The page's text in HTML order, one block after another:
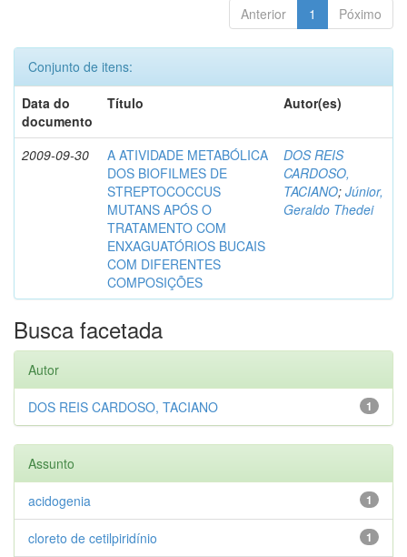
Anterior 1 Póximo
Conjunto de itens:
Data do
documento
Título Autor(es)
2009-09-30
A ATIVIDADE METABÓLICA
DOS BIOFILMES DE
STREPTOCOCCUS
MUTANS APÓS O
TRATAMENTO COM
ENXAGUATÓRIOS BUCAIS
COM DIFERENTES
COMPOSIÇÕES
DOS REIS
CARDOSO,
TACIANO; Júnior,
Geraldo Thedei
Busca facetada
Autor
1
DOS REIS CARDOSO, TACIANO
Assunto
1
acidogenia
1
cloreto de cetilpiridínio